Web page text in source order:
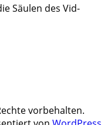
Säulen des Vid-
vorbehalten.